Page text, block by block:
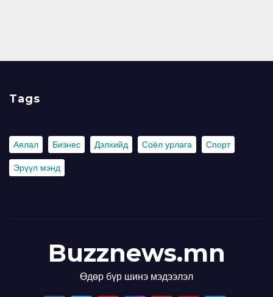
Tags
Аялал Бизнес Дэлхийд Соёл урлага Спорт
Эрүүл мэнд
Buzznews.mn
Өдөр бүр шинэ мэдээлэл